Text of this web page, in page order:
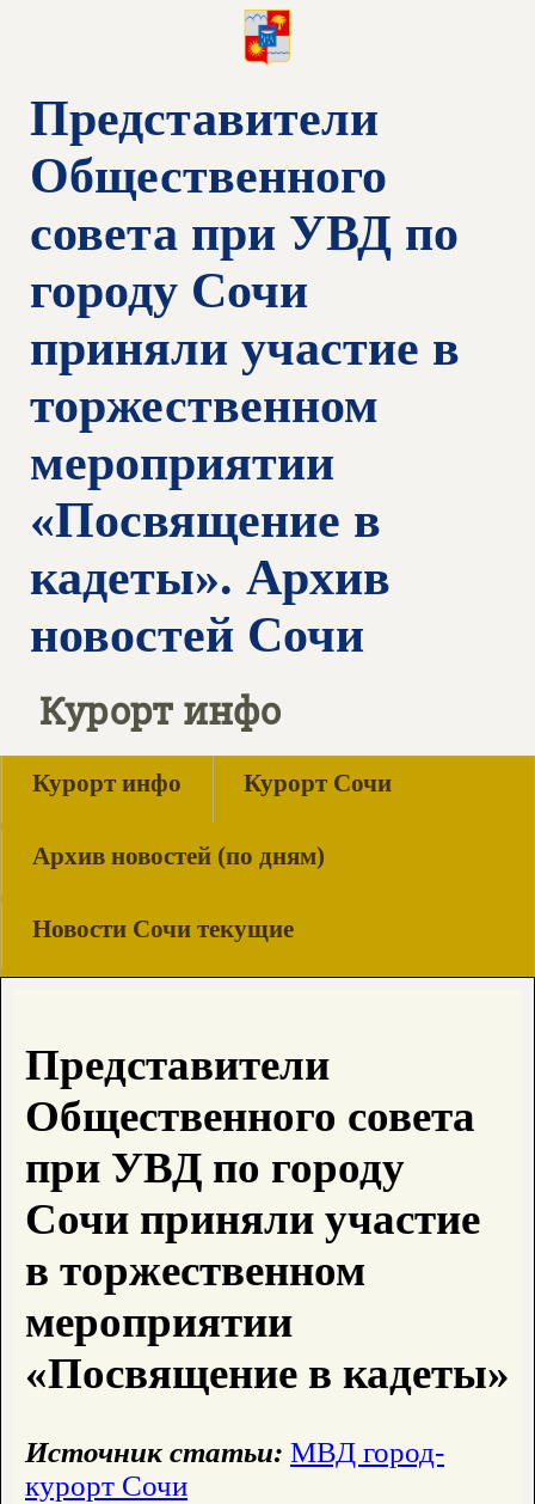
Представители
Общественного
совета при УВД по
городу Сочи
приняли участие в
торжественном
мероприятии
«Посвящение в
кадеты». Архив
новостей Сочи
Курорт инфо
Курорт инфо Курорт Сочи
Архив новостей (по дням)
Новости Сочи текущие
Представители
Общественного совета
при УВД по городу
Сочи приняли участие
в торжественном
мероприятии
«Посвящение в кадеты»
Источник статьи: МВД город-
курорт Сочи